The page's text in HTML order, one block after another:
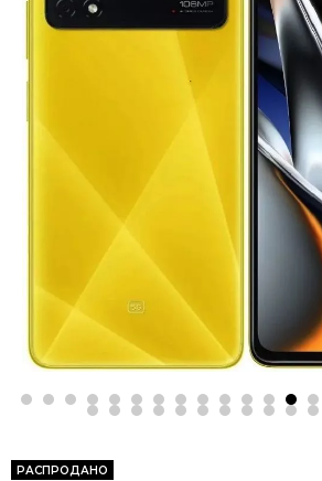
РАСПРОДАНО